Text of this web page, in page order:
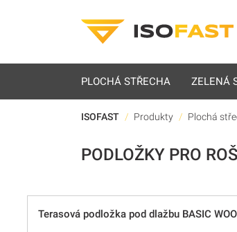
PLOCHÁ STŘECHA ZELENÁ
ISOFAST Produkty Plochá
PODLOŽKY PRO
Terasová podložka pod dlažbu BASIC